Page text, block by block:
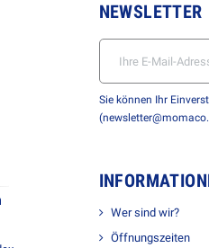
NEWSLETTER
Sie können Ihr
Wer sind wir?
Öffnungszeiten